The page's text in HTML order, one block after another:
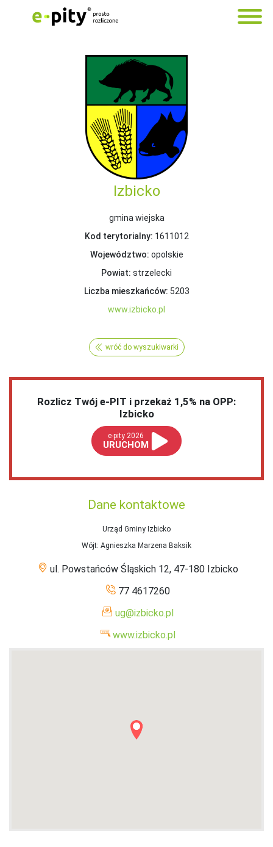
Izbicko
gmina wiejska
Kod terytorialny: 1611012
Województwo: opolskie
Powiat: strzelecki
Liczba mieszkańców: 5203
www.izbicko.pl
wróć do wyszukiwarki
Rozlicz Twój e-PIT i przekaż 1,5% na OPP:
Izbicko
e-pity 2026
URUCHOM
Dane kontaktowe
Urząd Gminy Izbicko
Wójt: Agnieszka Marzena Baksik
ul. Powstańców Śląskich 12, 47-180 Izbicko
77 4617260
ug@izbicko.pl
www.izbicko.pl